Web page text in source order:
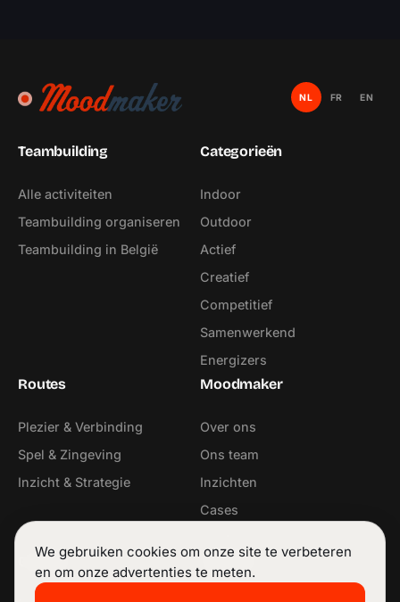
NL FR EN
Teambuilding
Alle activiteiten
Teambuilding organiseren
Teambuilding in België
Categorieën
Indoor
Outdoor
Actief
Creatief
Competitief
Samenwerkend
Energizers
Routes
Plezier & Verbinding
Spel & Zingeving
Inzicht & Strategie
Moodmaker
Over ons
Ons team
Inzichten
Cases
Contact Volg ons
We gebruiken cookies om onze site te verbeteren
en om onze advertenties te meten.